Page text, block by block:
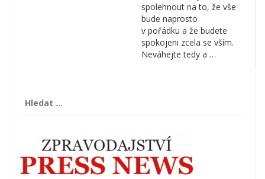
spolehnout na to, že vše
bude naprosto
v pořádku a že budete
spokojeni zcela se vším.
Neváhejte tedy a …